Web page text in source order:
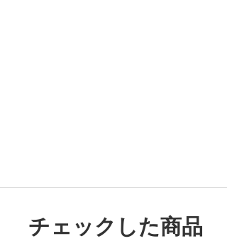
チェックした商品